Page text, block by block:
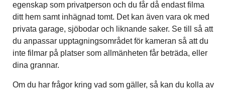
egenskap som privatperson och du får då endast filma
ditt hem samt inhägnad tomt. Det kan även vara ok med
privata garage, sjöbodar och liknande saker. Se till så att
du anpassar upptagningsområdet för kameran så att du
inte filmar på platser som allmänheten får beträda, eller
dina grannar.
Om du har frågor kring vad som gäller, så kan du kolla av